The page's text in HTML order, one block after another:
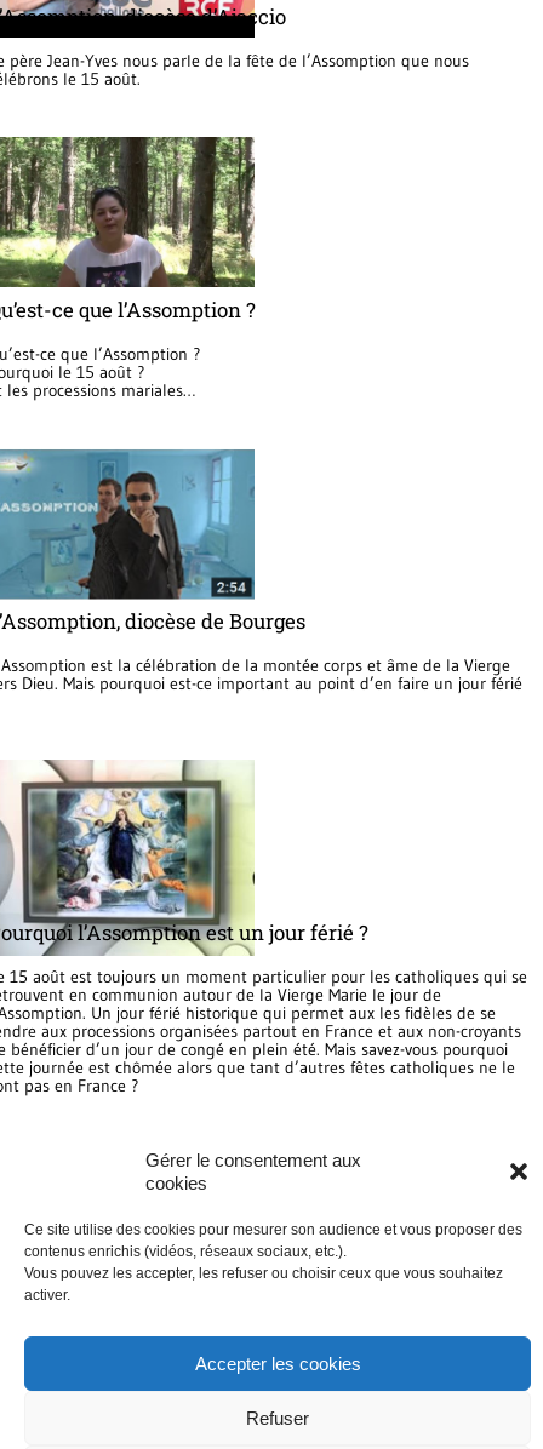
Gérer le consentement aux
cookies
Ce site utilise des cookies pour mesurer son audience et vous proposer des
contenus enrichis (vidéos, réseaux sociaux, etc.).
Vous pouvez les accepter, les refuser ou choisir ceux que vous souhaitez
activer.
Accepter les cookies
Refuser
diocèse d’Ajaccio
père Jean-Yves nous parle de la fête de l’Assomption que nous
le 15 août.
ce que l’Assomption ?
ce que l’Assomption ?
le 15 août ?
les processions mariales…
diocèse de Bourges
est la célébration de la montée corps et âme de la Vierge
Dieu. Mais pourquoi est-ce important au point d’en faire un jour férié
l’Assomption est un jour férié ?
15 août est toujours un moment particulier pour les catholiques qui se
en communion autour de la Vierge Marie le jour de
Un jour férié historique qui permet aux les fidèles de se
aux processions organisées partout en France et aux non-croyants
bénéficier d’un jour de congé en plein été. Mais savez-vous pourquoi
journée est chômée alors que tant d’autres fêtes catholiques ne le
pas en France ?
SUR LE MÊME THÈME
Les fêtes chrétiennes sur le site eglise.catholique.fr
Édité par la Conférence des évêques de France